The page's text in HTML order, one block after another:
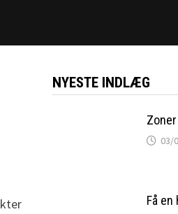
NYESTE INDLÆG
03/
Få en